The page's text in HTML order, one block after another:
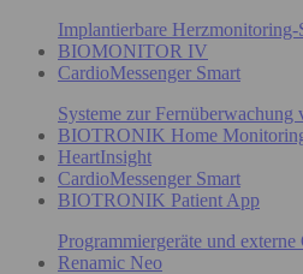
Implantierbare
BIOMONITOR IV
CardioMessenger Smart
Systeme zur Fernüberwachung
BIOTRONIK Home
HeartInsight
CardioMessenger Smart
BIOTRONIK Patient App
Programmiergeräte und externe
Renamic Neo